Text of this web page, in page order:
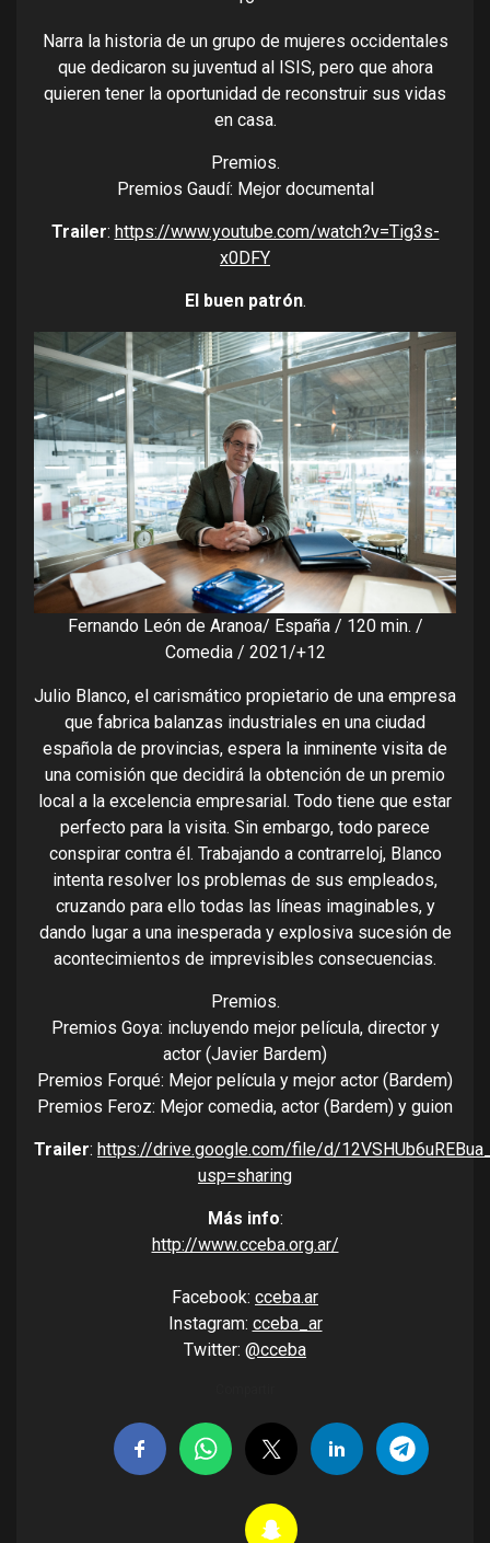
Narra la historia de un grupo de mujeres occidentales
que dedicaron su juventud al ISIS, pero que ahora
quieren tener la oportunidad de reconstruir sus vidas
en casa.
Premios.
Premios Gaudí: Mejor documental
Trailer: https://www.youtube.com/watch?v=Tig3s-
x0DFY
El buen patrón.
Fernando León de Aranoa/ España / 120 min. /
Comedia / 2021/+12
Julio Blanco, el carismático propietario de una empresa
que fabrica balanzas industriales en una ciudad
española de provincias, espera la inminente visita de
una comisión que decidirá la obtención de un premio
local a la excelencia empresarial. Todo tiene que estar
perfecto para la visita. Sin embargo, todo parece
conspirar contra él. Trabajando a contrarreloj, Blanco
intenta resolver los problemas de sus empleados,
cruzando para ello todas las líneas imaginables, y
dando lugar a una inesperada y explosiva sucesión de
acontecimientos de imprevisibles consecuencias.
Premios.
Premios Goya: incluyendo mejor película, director y
actor (Javier Bardem)
Premios Forqué: Mejor película y mejor actor (Bardem)
Premios Feroz: Mejor comedia, actor (Bardem) y guion
Trailer: https://drive.google.com/file/d/
usp=sharing
Más info:
http://www.cceba.org.ar/
Facebook: cceba.ar
Instagram: cceba_ar
Twitter: @cceba